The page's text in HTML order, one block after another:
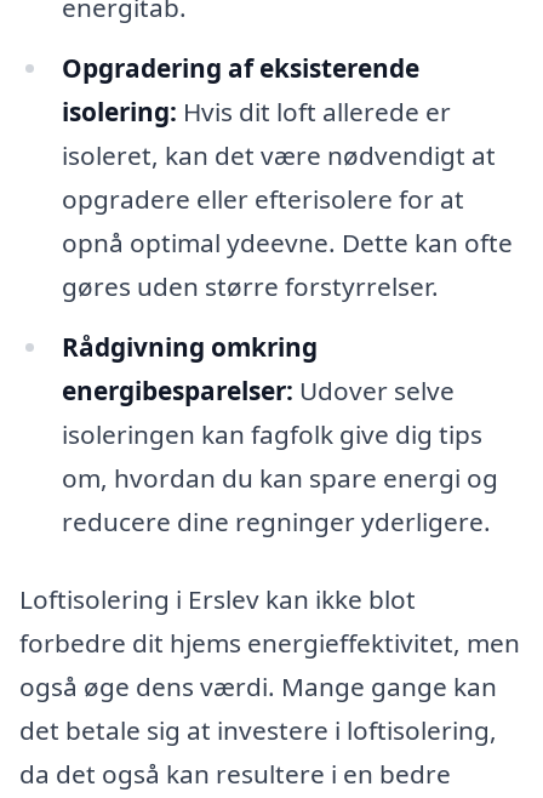
energitab.
Opgradering af eksisterende
isolering: Hvis dit loft allerede er
isoleret, kan det være nødvendigt at
opgradere eller efterisolere for at
opnå optimal ydeevne. Dette kan ofte
gøres uden større forstyrrelser.
Rådgivning omkring
energibesparelser: Udover selve
isoleringen kan fagfolk give dig tips
om, hvordan du kan spare energi og
reducere dine regninger yderligere.
Loftisolering i Erslev kan ikke blot
forbedre dit hjems energieffektivitet, men
også øge dens værdi. Mange gange kan
det betale sig at investere i loftisolering,
da det også kan resultere i en bedre